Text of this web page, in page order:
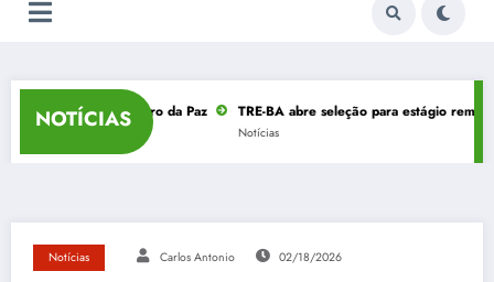
NOTÍCIAS
no Bairro da Paz TRE-BA abre seleção para estágio remunerado em
Notícias Carlos Antonio 02/18/2026